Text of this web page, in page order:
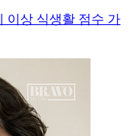
이상 식생활 점수 가